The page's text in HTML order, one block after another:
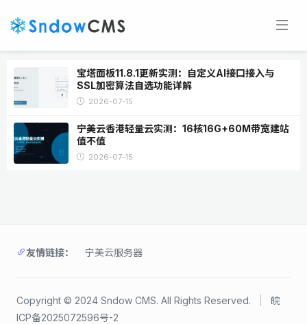
宝塔面板11.8.1更新实测：自定义AI接口接入与
SSL加密算法自选功能详解
2026-07-15
宁美云香港轻量云实测：16核16G+60M带宽建站
值不值
2026-07-15
友情链接： 宁美云服务器
Copyright © 2024 Sndow CMS. All Rights Reserved.
皖
ICP备2025072596号-2